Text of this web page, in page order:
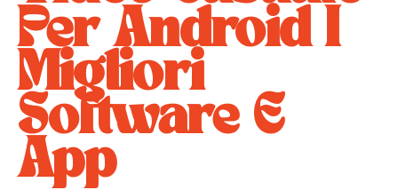
Per Android I
Migliori
Software E
App